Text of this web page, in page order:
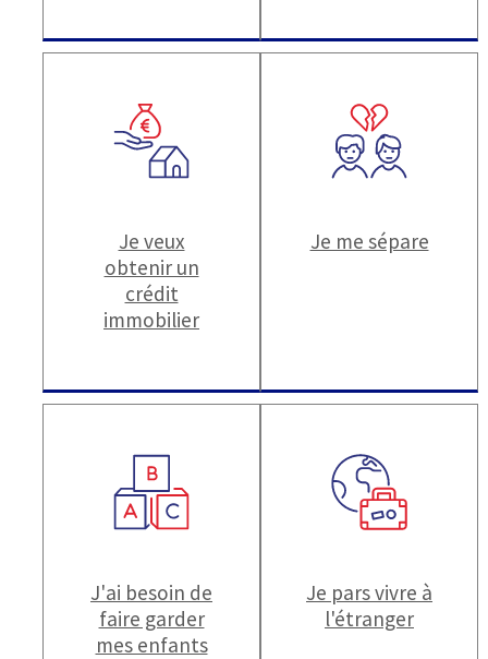
Je veux
obtenir un
crédit
immobilier
Je me sépare
J'ai besoin de
faire garder
mes enfants
Je pars vivre à
l'étranger